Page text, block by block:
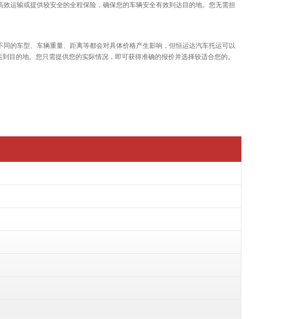
运输或提供较安全的全程保险，确保您的车辆安全有效到达目的地。您无需担
的车型、车辆重量、距离等都会对具体价格产生影响，但恒运达汽车托运可以
目的地。您只需提供您的实际情况，即可获得准确的报价并选择较适合您的。